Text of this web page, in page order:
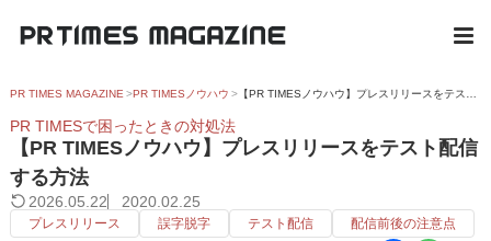
PR TIMES MAGAZINE PR TIMESノウハウ
PR TIMESで困ったときの対処法
【PR TIMESノウハウ】プレスリリースをテスト配信
する方法
2026.05.22 2020.02.25
プレスリリース 誤字脱字 テスト配信 配信前後の注意点